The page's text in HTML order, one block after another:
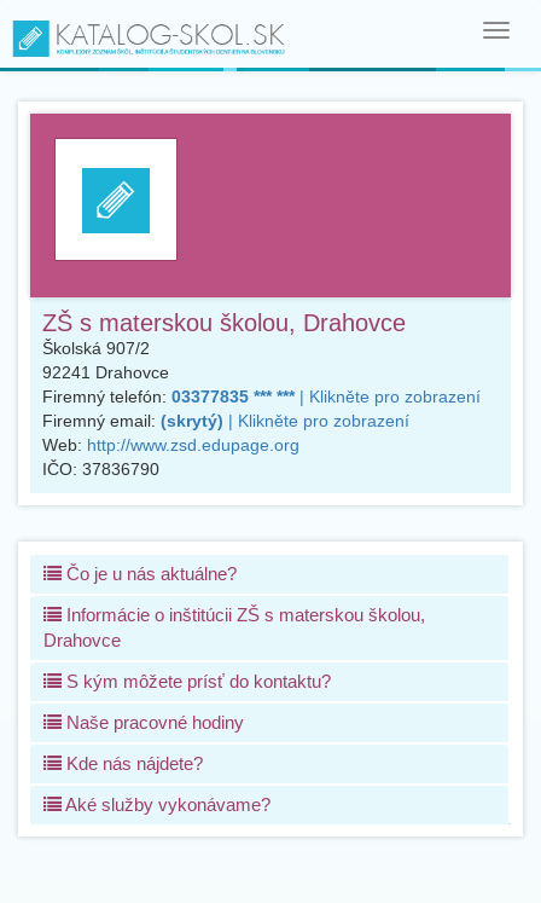
ZŠ s materskou školou, Drahovce
Školská 907/2
92241 Drahovce
Firemný telefón: 03377835 *** ***| Klikněte pro zobrazení
Firemný email: (skrytý) | Klikněte pro zobrazení
Web: http://www.zsd.edupage.org
IČO: 37836790
Čo je u nás aktuálne?
Informácie o inštitúcii ZŠ s materskou školou,
Drahovce
S kým môžete prísť do kontaktu?
Naše pracovné hodiny
Kde nás nájdete?
Aké služby vykonávame?